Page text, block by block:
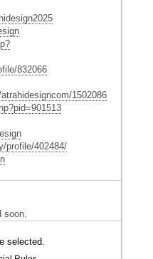
832066
1502086/
profile/402484/
soon.
selected.